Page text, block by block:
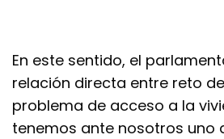
En este sentido, el
relación directa entre reto
problema de acceso a la
tenemos ante nosotros uno